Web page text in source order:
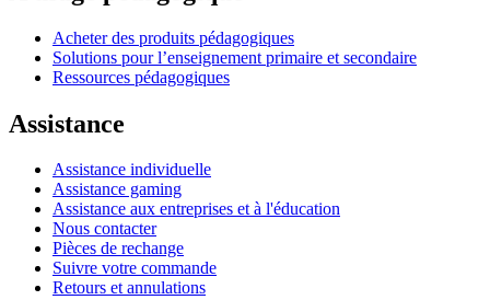
Acheter des produits pédagogiques
Solutions pour l’enseignement primaire et secondaire
Ressources pédagogiques
Assistance
Assistance individuelle
Assistance gaming
Assistance aux entreprises et à l'éducation
Nous contacter
Pièces de rechange
Suivre votre commande
Retours et annulations